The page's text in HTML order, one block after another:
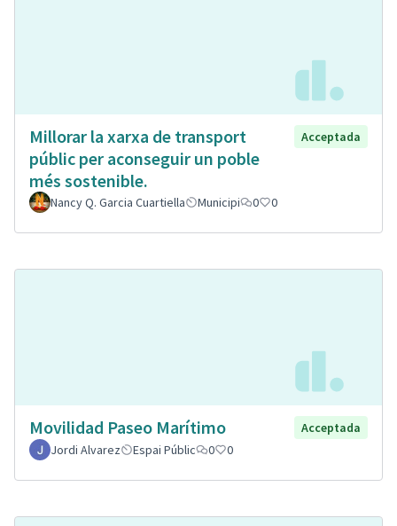
Millorar la xarxa de transport
públic per aconseguir un poble
més sostenible.
Acceptada
Nancy Q. Garcia Cuartiella Municipi 0 0
Movilidad Paseo Marítimo
Acceptada
Jordi Alvarez
Espai Públic 0 0